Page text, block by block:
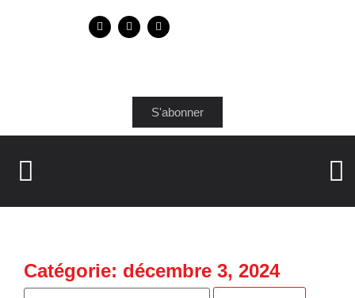
S'abonner
Catégorie: décembre 3, 2024